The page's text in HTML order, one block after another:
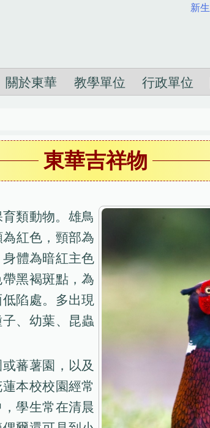
新生
關於東華 教學單位 行政單位
東華吉祥物
類動物。雄鳥
紅色，頸部為
體為暗紅主色
黑褐斑點，為
陷處。多出現
、幼葉、昆蟲
蕃薯園，以及
本校校園經常
學生常在清晨